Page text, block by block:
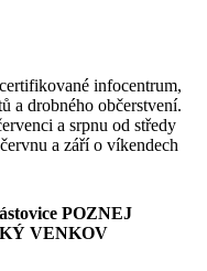
infocentrum,
a drobného občerstvení.
a srpnu od středy
a září o víkendech